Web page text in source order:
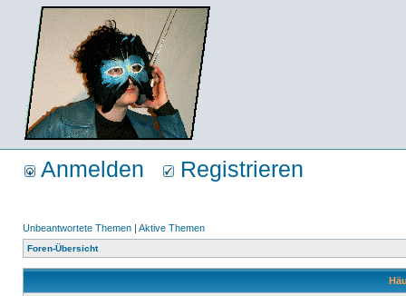
Anmelden Registrieren
Unbeantwortete Themen | Aktive Themen
Foren-Übersicht